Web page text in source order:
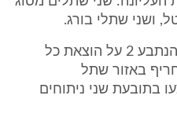
ושני שתלי בורג.
9. בחודש יוני 1992, החליט הנתבע 2 על הוצאת כל
באזור שתל
בתובעת שני ניתוחים